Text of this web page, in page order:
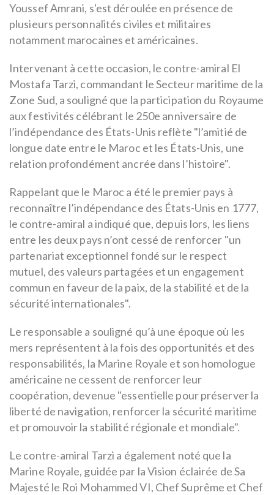
Youssef Amrani, s'est déroulée en présence de
plusieurs personnalités civiles et militaires
notamment marocaines et américaines.
Intervenant à cette occasion, le contre-amiral El
Mostafa Tarzi, commandant le Secteur maritime de la
Zone Sud, a souligné que la participation du Royaume
aux festivités célébrant le 250e anniversaire de
l’indépendance des États-Unis reflète "l’amitié de
longue date entre le Maroc et les États-Unis, une
relation profondément ancrée dans l’histoire".
Rappelant que le Maroc a été le premier pays à
reconnaître l’indépendance des États-Unis en 1777,
le contre-amiral a indiqué que, depuis lors, les liens
entre les deux pays n’ont cessé de renforcer "un
partenariat exceptionnel fondé sur le respect
mutuel, des valeurs partagées et un engagement
commun en faveur de la paix, de la stabilité et de la
sécurité internationales".
Le responsable a souligné qu’à une époque où les
mers représentent à la fois des opportunités et des
responsabilités, la Marine Royale et son homologue
américaine ne cessent de renforcer leur
coopération, devenue "essentielle pour préserver la
liberté de navigation, renforcer la sécurité maritime
et promouvoir la stabilité régionale et mondiale".
Le contre-amiral Tarzi a également noté que la
Marine Royale, guidée par la Vision éclairée de Sa
Majesté le Roi Mohammed VI, Chef Suprême et Chef